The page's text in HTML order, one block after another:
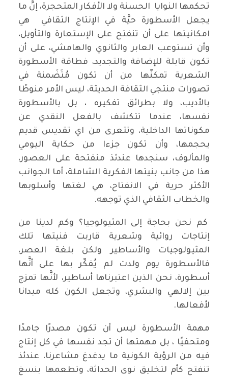
تحكمها النوايا الحسنة ولا الأفكار المتحجرة، إنَّ ما
يجعل الأسطورة حيَّة في الإنتاج الثقافي هي
امكانيتها على أن تنفتح على الإستعارة والتأويل،
وأن تستوعب العابر والثانوي والهامشي، على أن
تكون قابلة للإضافة والتجديد، فطاقة الأسطورة
الشعرية تمكنّها من أن تكون مُتَضَمنة في
تصورات منتجي الثقافة الحديثة، ليس الأمر منوطًا
بالأديب، ولا بطرائق تفكيره ، بل بالأسطورة
نفسها، عندما تتكشف بالفعل النقدي عن
مكوناتها الداخلية، وتتعرى من اي تقديس قديم
يحجمها، وأن تكون جزءا من حكاية اليومي
والمألوف، سنجدها عندئذ منفتحة على العصور،
هذا من جانب بنيتها الفكرية الشاملة، أما الجوانب
الأكثر حرية في الانفتاح، هي لغتها وأسلوبها
والخطاب الثقافي الذي توجهه.
كم نحن بحاجة إلى المثيولوجيا؟ وكم لدينا من
إنتاجات روائية وشعرية قاربت فنيتها تلك
المثيولوجيات والأساطير ولكن بلغة العصر،
فالأسطورة يوم ولدت لم يُفكّر بها على أنَّها
أسطورة، نحن الذين اعتبرناها أساطير، لأنَّها تمزج
بين إلالهي والبشري، وتجعل الكون كله ميدانا
لأفعالها.
مهمة الأسطورة ليس أن تكون مصدرًا جامدًا
ومتحفيًا ، بل مهمتها أن تجد نفسها في كل إنتاج
فيه من الرؤية الكونية ما يدغدغ مشاعرنا، عندئذ
تنفتح كأم لتخليق نوى الحداثة، وتطعمها بنسغ